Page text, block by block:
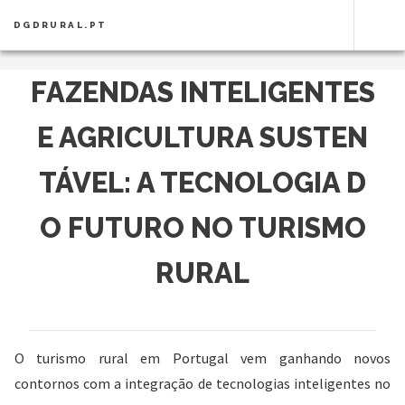
DGDRURAL.PT
FAZENDAS INTELIGENTES
E AGRICULTURA SUSTEN
TÁVEL: A TECNOLOGIA D
O FUTURO NO TURISMO
RURAL
O turismo rural em Portugal vem ganhando novos
contornos com a integração de tecnologias inteligentes no